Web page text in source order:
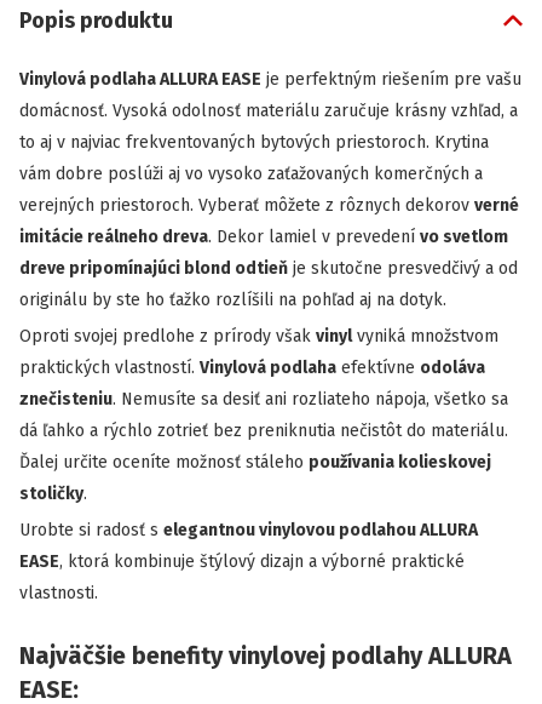
Popis produktu
Vinylová podlaha ALLURA EASE je perfektným riešením pre vašu
domácnosť. Vysoká odolnosť materiálu zaručuje krásny vzhľad, a
to aj v najviac frekventovaných bytových priestoroch. Krytina
vám dobre poslúži aj vo vysoko zaťažovaných komerčných a
verejných priestoroch. Vyberať môžete z rôznych dekorov verné
imitácie reálneho dreva. Dekor lamiel v prevedení vo svetlom
dreve pripomínajúci blond odtieň je skutočne presvedčivý a od
originálu by ste ho ťažko rozlíšili na pohľad aj na dotyk.
Oproti svojej predlohe z prírody však vinylvyniká množstvom
praktických vlastností. Vinylová podlaha efektívne odoláva
znečisteniu. Nemusíte sa desiť ani rozliateho nápoja, všetko sa
dá ľahko a rýchlo zotrieť bez preniknutia nečistôt do materiálu.
Ďalej určite oceníte možnosť stáleho používania kolieskovej
stoličky.
Urobte si radosť s elegantnou vinylovou podlahou ALLURA
EASE, ktorá kombinuje štýlový dizajn a výborné praktické
vlastnosti.
Najväčšie benefity vinylovej podlahy ALLURA
EASE: